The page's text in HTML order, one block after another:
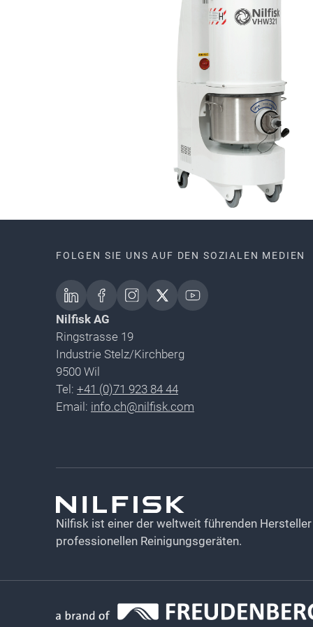
FOLGEN SIE UNS AUF DEN SOZIALEN MEDIEN
Nilfisk AG
Ringstrasse 19
Industrie Stelz/Kirchberg
9500 Wil
Tel: +41 (0)71 923 84 44
Email: info.ch@nilfisk.com
Nilfisk ist einer der weltweit führenden
professionellen Reinigungsgeräten.